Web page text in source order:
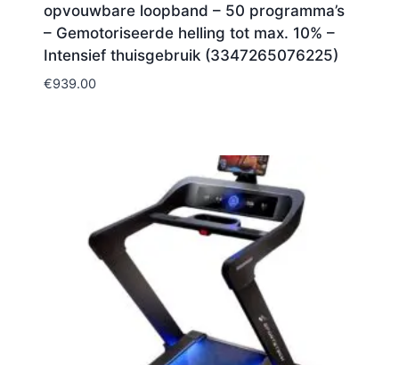
opvouwbare loopband – 50 programma’s
– Gemotoriseerde helling tot max. 10% –
Intensief thuisgebruik (3347265076225)
€939.00